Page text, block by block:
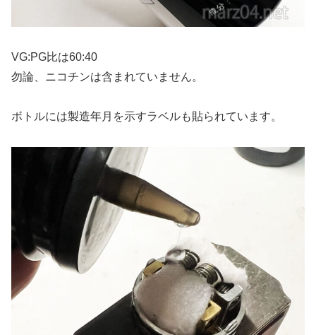
VG:PG比は60:40
勿論、ニコチンは含まれていません。
ボトルには製造年月を示すラベルも貼られています。